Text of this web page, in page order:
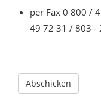
per Fax 0 800 /
49 72 31 / 803 -